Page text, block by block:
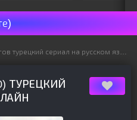
на русском языке все серии смотреть онлайн бесплатно подряд
ТУРЕЦКИЙ